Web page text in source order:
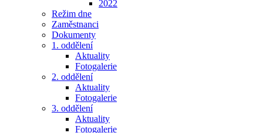
2022
Režim dne
Zaměstnanci
Dokumenty
1. oddělení
Aktuality
Fotogalerie
2. oddělení
Aktuality
Fotogalerie
3. oddělení
Aktuality
Fotogalerie